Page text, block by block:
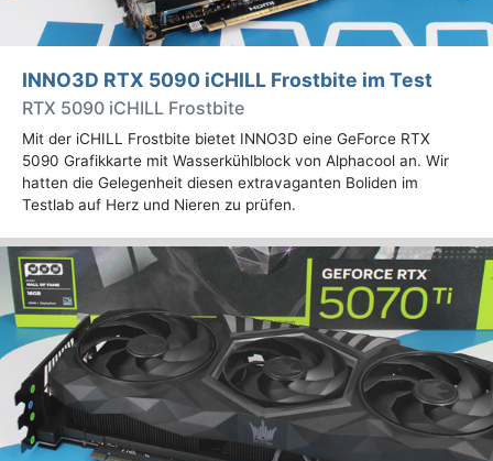
INNO3D RTX 5090 iCHILL Frostbite im Test
RTX 5090 iCHILL Frostbite
Mit der iCHILL Frostbite bietet INNO3D eine GeForce RTX
5090 Grafikkarte mit Wasserkühlblock von Alphacool an. Wir
hatten die Gelegenheit diesen extravaganten Boliden im
Testlab auf Herz und Nieren zu prüfen.